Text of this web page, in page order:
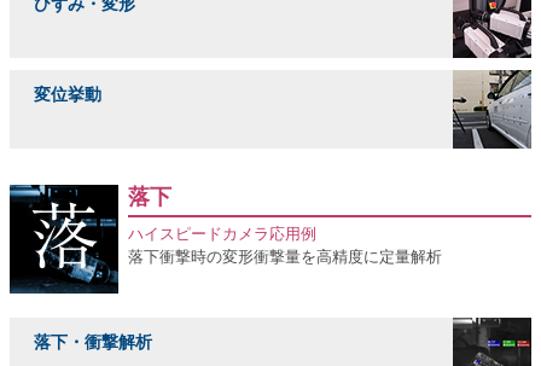
変位挙動
落下
ハイスピードカメラ応用例
落下衝撃時の変形衝撃量を高精度に定量解析
落下・衝撃解析